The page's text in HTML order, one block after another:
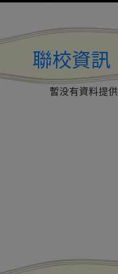
聯校資訊
暫没有資料提供